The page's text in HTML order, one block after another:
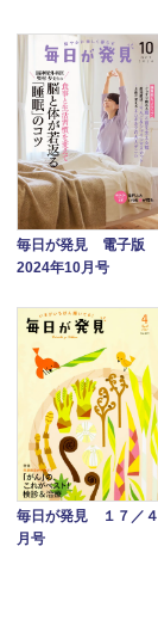
毎日が発見 電子版
2024年10月号
毎日が発見 １７／４
月号